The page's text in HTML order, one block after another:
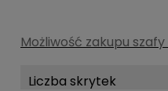
Możliwość zakupu
Liczba skrytek